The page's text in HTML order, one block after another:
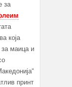
за
која
за маица и
принт